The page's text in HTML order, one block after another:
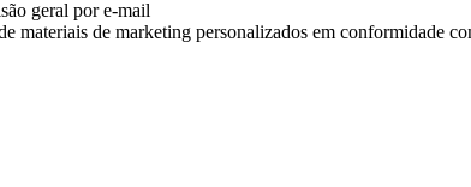
geral por e-mail
materiais de marketing personalizados em conformidade